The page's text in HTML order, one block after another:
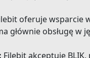
oferuje wsparcie
głównie obsługę w
Filebit akceptuje